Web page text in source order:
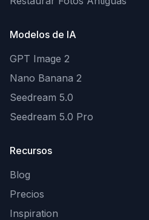
Modelos de IA
GPT Image 2
Nano Banana 2
Seedream 5.0
Seedream 5.0 Pro
Recursos
Blog
Precios
Inspiration